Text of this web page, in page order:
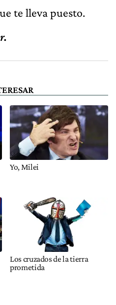
te lleva puesto.
Yo, Milei
Los cruzados de la tierra
prometida